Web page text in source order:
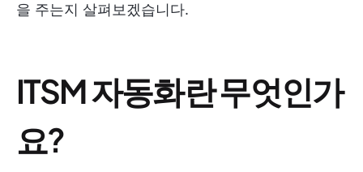
을 주는지 살펴보겠습니다.
ITSM 자동화란 무엇인가
요?